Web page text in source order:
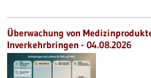
Überwachung von
Inverkehrbringen - 04.08.2026